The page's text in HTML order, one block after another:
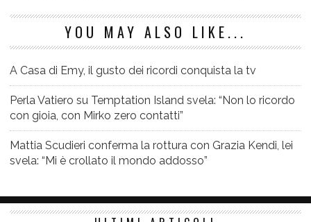
YOU MAY ALSO LIKE...
A Casa di Emy, il gusto dei ricordi conquista la tv
Perla Vatiero su Temptation Island svela: “Non lo ricordo
con gioia, con Mirko zero contatti”
Mattia Scudieri conferma la rottura con Grazia Kendi, lei
svela: “Mi è crollato il mondo addosso”